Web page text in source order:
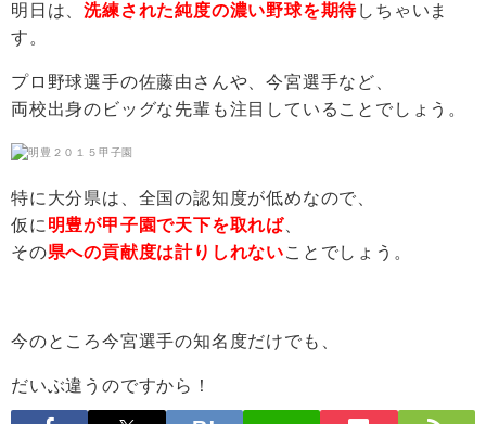
明日は、洗練された純度の濃い野球を期待しちゃいま
す。
プロ野球選手の佐藤由さんや、今宮選手など、
両校出身のビッグな先輩も注目していることでしょう。
特に大分県は、全国の認知度が低めなので、
仮に 明豊が甲子園で天下を取れば
その県への貢献度は計りしれない ことでしょう。
今のところ今宮選手の知名度だけでも、
だいぶ違うのですから！